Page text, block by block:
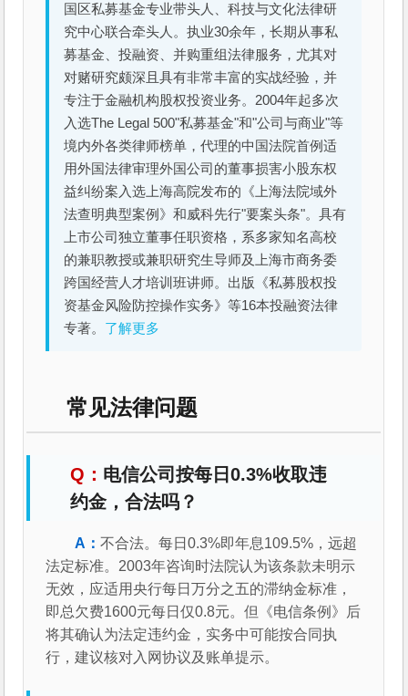
国区私募基金专业带头人、科技与文化法律研
究中心联合牵头人。执业30余年，长期从事私
募基金、投融资、并购重组法律服务，尤其对
对赌研究颇深且具有非常丰富的实战经验，并
专注于金融机构股权投资业务。2004年起多次
入选The Legal 500"私募基金"和"公司与商业"等
境内外各类律师榜单，代理的中国法院首例适
用外国法律审理外国公司的董事损害小股东权
益纠纷案入选上海高院发布的《上海法院域外
法查明典型案例》和威科先行"要案头条"。具有
上市公司独立董事任职资格，系多家知名高校
的兼职教授或兼职研究生导师及上海市商务委
跨国经营人才培训班讲师。出版《私募股权投
资基金风险防控操作实务》等16本投融资法律
专著。 了解更多
常见法律问题
电信公司按每日0.3%收取违
约金，合法吗？
不合法。每日0.3%即年息109.5%，远超
法定标准。2003年咨询时法院认为该条款未明示
无效，应适用央行每日万分之五的滞纳金标准，
即总欠费1600元每日仅0.8元。但《电信条例》后
将其确认为法定违约金，实务中可能按合同执
行，建议核对入网协议及账单提示。